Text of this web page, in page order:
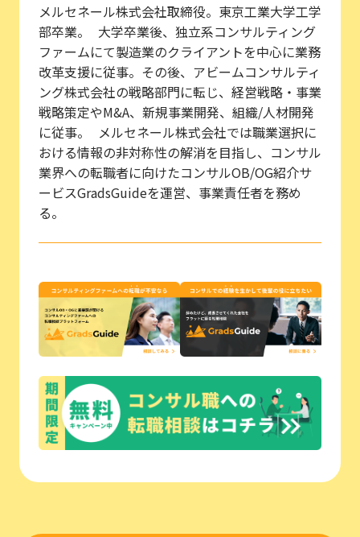
メルセネール株式会社取締役。東京工業大学工学
部卒業。 大学卒業後、独立系コンサルティング
ファームにて製造業のクライアントを中心に業務
改革支援に従事。その後、アビームコンサルティ
ング株式会社の戦略部門に転じ、経営戦略・事業
戦略策定やM&A、新規事業開発、組織/人材開発
に従事。 メルセネール株式会社では職業選択に
おける情報の非対称性の解消を目指し、コンサル
業界への転職者に向けたコンサルOB/OG紹介サ
ービスGradsGuideを運営、事業責任者を務め
る。